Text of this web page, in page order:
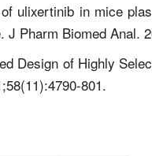
ulixertinib in mice
Pharm Biomed Anal.
Design of Highly
801.